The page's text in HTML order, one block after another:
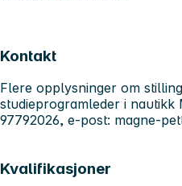
Kontakt
Flere opplysninger om
studieprogramleder i nautikk
97792026, e-post: magne-
Kvalifikasjoner